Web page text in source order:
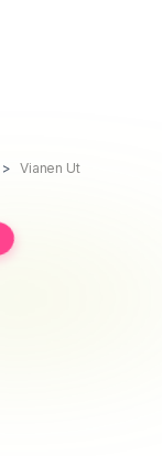
Vianen Ut